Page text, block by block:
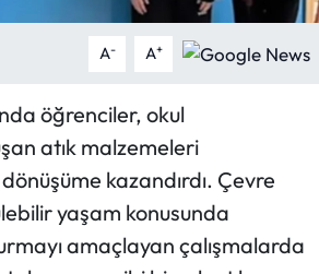
A- A+
öğrenciler, okul
atık malzemeleri
kazandırdı. Çevre
yaşam konusunda
amaçlayan çalışmalarda